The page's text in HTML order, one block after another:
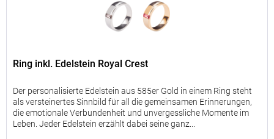
Ring inkl. Edelstein Royal Crest
Der personalisierte Edelstein aus 585er Gold in einem Ring steht
als versteinertes Sinnbild für all die gemeinsamen Erinnerungen,
die emotionale Verbundenheit und unvergessliche Momente im
Leben. Jeder Edelstein erzählt dabei seine ganz...